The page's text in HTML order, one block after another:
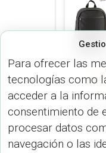
Para ofrecer las
tecnologías como
acceder a la
consentimiento de
procesar datos
navegación o las